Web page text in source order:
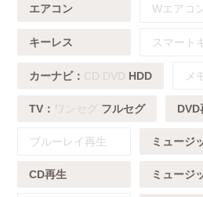
エアコン Wエアコ
キーレス スマート
カーナビ： CD DVD HDD メ
TV： ワンセグ フルセグ DVD
ブルーレイ再生 ミュージ
CD再生 ミュージ